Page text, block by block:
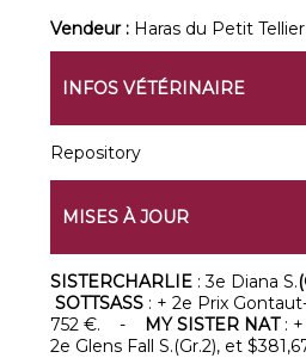
Vendeur : Haras du Petit Tellier
INFOS VÉTÉRINAIRE
Repository
MISES À JOUR
SISTERCHARLIE : 3e Diana S.
SOTTSASS : + 2e Prix
752 €. - MY SISTER NAT:
2e Glens Fall S.(Gr.2), et